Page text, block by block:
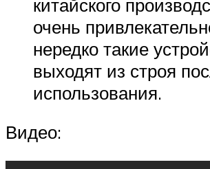
китайского
очень
нередко такие
выходят из строя
использования.
Видео: